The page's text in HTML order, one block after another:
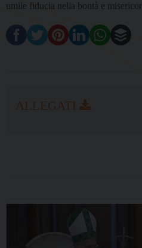
umile fiducia nella bontà e